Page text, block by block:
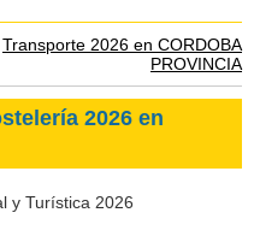
Transporte 2026 en CORDOBA
PROVINCIA
2026 en
y Turística 2026